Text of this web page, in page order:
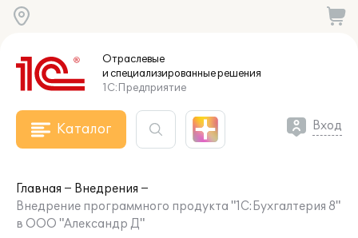
Отраслевые
и специализированныерешения
1С:Предприятие
Каталог Вход
Главная
Внедрения
Внедрение программного продукта "1С:Бухгалтерия 8"
в ООО "Александр Д"